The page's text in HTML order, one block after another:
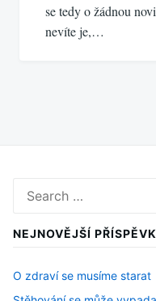
se tedy o žádnou
nevíte je,…
for:
NEJNOVĚJŠÍ
O zdraví se musíme starat